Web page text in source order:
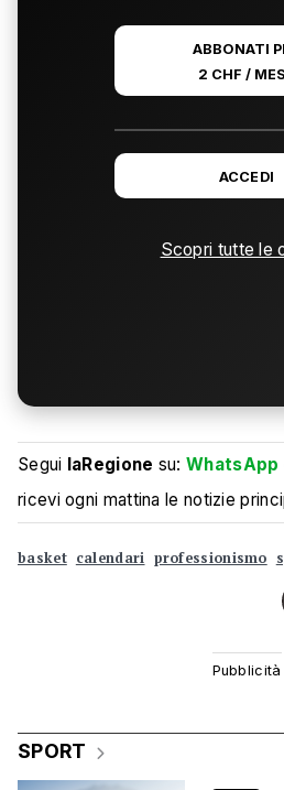
ABBONATI
2 CHF /
ACCEDI
Scopri tutte le
Segui laRegione su:WhatsApp
ricevi ogni mattina le notizie
basket calendari professionismo
SPORT